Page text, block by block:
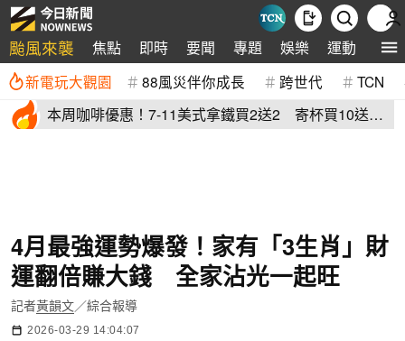
颱風來襲 焦點 即時 要聞 專題 娛樂 運動 全球
新電玩大觀園 88風災伴你成長 跨世代 TCN
本周咖啡優惠！7-11美式拿鐵買2送2 寄杯買10送
4月最強運勢爆發！家有「3生肖」財
運翻倍賺大錢 全家沾光一起旺
記者黃韻文／綜合報導
2026-03-29 14:04:07